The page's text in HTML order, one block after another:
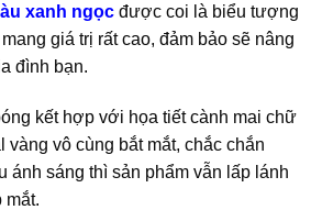
xanh ngọcđược coi là biểu tượng
giá trị rất cao, đảm bảo sẽ nâng
đình bạn.
kết hợp với họa tiết cành mai chữ
vàng vô cùng bắt mắt, chắc chắn
ánh sáng thì sản phẩm vẫn lấp lánh
mắt.